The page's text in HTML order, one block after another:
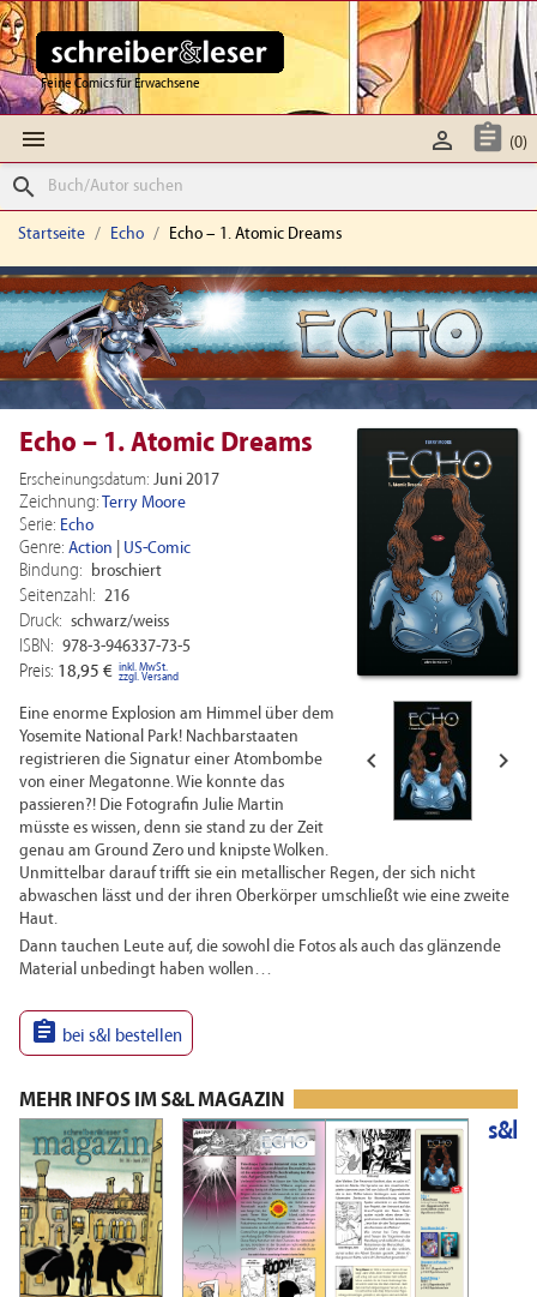
Feine Comics für Erwachsene
  (0)

search
Startseite Echo Echo – 1. Atomic Dreams
 
Echo – 1. Atomic Dreams
Erscheinungsdatum: Juni 2017
Zeichnung: Terry Moore
Serie: Echo
Genre: Action US-Comic
Bindung: broschiert
Seitenzahl: 216
Druck: schwarz/weiss
ISBN: 978-3-946337-73-5
Preis: 18,95 € inkl. MwSt.
zzgl. Versand
Eine enorme Explosion am Himmel über dem
Yosemite National Park! Nachbarstaaten
registrieren die Signatur einer Atombombe
von einer Megatonne. Wie konnte das
passieren?! Die Fotografin Julie Martin
müsste es wissen, denn sie stand zu der Zeit
genau am Ground Zero und knipste Wolken.
Unmittelbar darauf trifft sie ein metallischer Regen, der sich nicht
abwaschen lässt und der ihren Oberkörper umschließt wie eine zweite
Haut.
Dann tauchen Leute auf, die sowohl die Fotos als auch das glänzende
Material unbedingt haben wollen…
 bei s&l bestellen
MEHR INFOS IM S&L MAGAZIN
s&l